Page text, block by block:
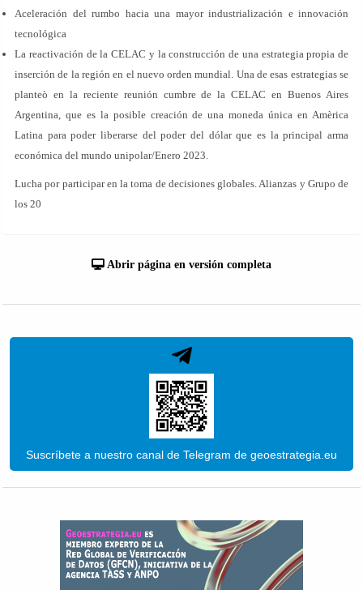
Aceleración del rumbo hacia una mayor industrialización e innovación
tecnológica
La reactivación de la CELAC y la construcción de una estrategia propia de
inserción de la región en el nuevo orden mundial. Una de esas estrategias se
planteò en la reciente reunión cumbre de la CELAC en Buenos Aires
Argentina, que es la posible creación de una moneda única en Amèrica
Latina para poder liberarse del poder del dólar que es la principal arma
económica del mundo unipolar/Enero 2023.
Lucha por participar en la toma de decisiones globales. Alianzas y Grupo de
los 20
Abrir página en versión completa
Suscríbete a nuestro canal de Telegram de geoestrategia.eu